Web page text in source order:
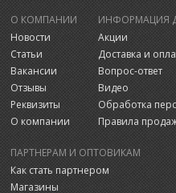
О КОМПАНИИ
Новости
Статьи
Вакансии
Отзывы
Реквизиты
О компании
ИНФОРМАЦИЯ
Акции
Доставка и
Вопрос-ответ
Видео
Обработка
Правила
ПАРТНЕРАМ И ОПТОВИКАМ
Как стать партнером
Магазины